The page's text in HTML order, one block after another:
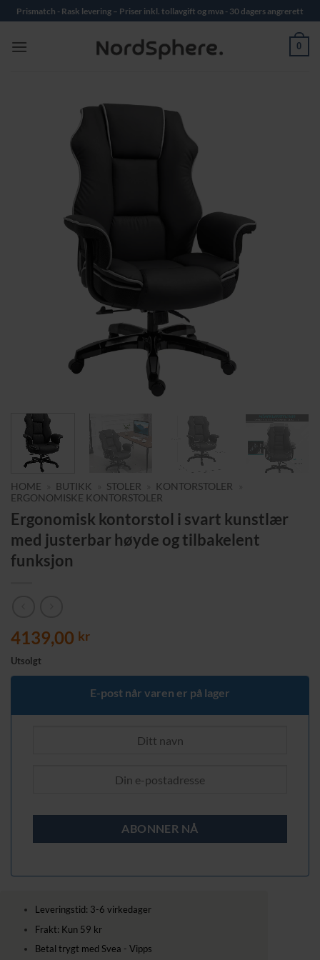
Skip
to
content
Prismatch - Rask levering – Priser inkl. tollavgift og mva - 30 dagers angrerett
0
HOME BUTIKK STOLER KONTORSTOLER
ERGONOMISKE KONTORSTOLER
Ergonomisk kontorstol i svart kunstlær
med justerbar høyde og tilbakelent
funksjon
4139,00 kr
Utsolgt
E-post når varen er på lager
Leveringstid: 3-6 virkedager
Frakt: Kun 59 kr
Betal trygt med Svea - Vipps